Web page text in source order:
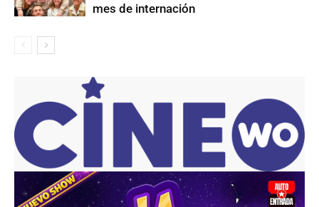
mes de internación